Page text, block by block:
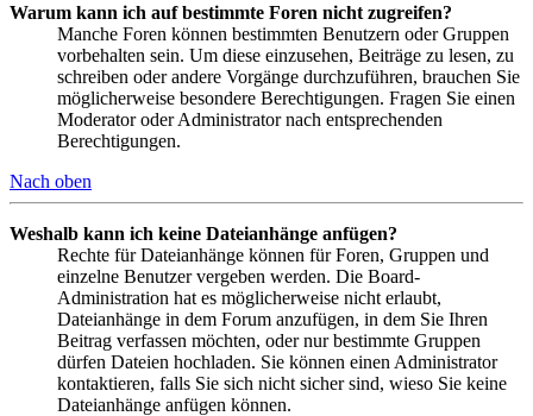
Warum kann ich auf bestimmte Foren nicht zugreifen?
Manche Foren können bestimmten Benutzern oder Gruppen
vorbehalten sein. Um diese einzusehen, Beiträge zu lesen, zu
schreiben oder andere Vorgänge durchzuführen, brauchen Sie
möglicherweise besondere Berechtigungen. Fragen Sie einen
Moderator oder Administrator nach entsprechenden
Berechtigungen.
Nach oben
Weshalb kann ich keine Dateianhänge anfügen?
Rechte für Dateianhänge können für Foren, Gruppen und
einzelne Benutzer vergeben werden. Die Board-
Administration hat es möglicherweise nicht erlaubt,
Dateianhänge in dem Forum anzufügen, in dem Sie Ihren
Beitrag verfassen möchten, oder nur bestimmte Gruppen
dürfen Dateien hochladen. Sie können einen Administrator
kontaktieren, falls Sie sich nicht sicher sind, wieso Sie keine
Dateianhänge anfügen können.